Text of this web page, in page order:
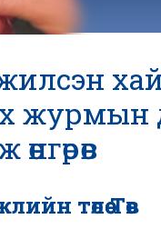
журмын
төлөө Төв